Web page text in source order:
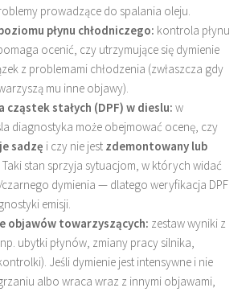
prowadzące do spalania oleju.
płynu chłodniczego: kontrola płynu
ocenić, czy utrzymujące się dymienie
z problemami chłodzenia (zwłaszcza gdy
mu inne objawy).
stałych (DPF) w dieslu: w
diagnostyka może obejmować ocenę, czy
sadzę i czy nie jest zdemontowany lub
. Taki stan sprzyja sytuacjom, w których widać
dymienia — dlatego weryfikacja DPF
emisji.
objawów towarzyszących: zestaw wyniki z
ubytki płynów, zmiany pracy silnika,
Jeśli dymienie jest intensywne i nie
albo wraca wraz z innymi objawami,